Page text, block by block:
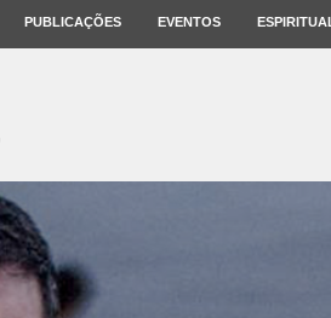
PUBLICAÇÕES EVENTOS